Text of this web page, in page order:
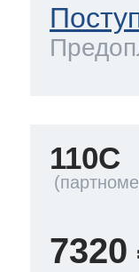
110C
7320